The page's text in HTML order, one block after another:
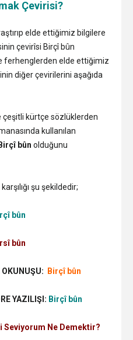
Çevirisi?
elde ettiğimiz bilgilere
çevirîsi Birçî bûn
ferhenglerden elde ettiğimiz
diğer çevirilerini aşağıda
çeşitli kürtçe sözlüklerden
kullanılan
Birçî bûn olduğunu
şu şekildedir;
bûn
bûn
OKUNUŞU: Birçî bûn
YAZILIŞI: Birçî bûn
Seviyorum Ne Demektir?